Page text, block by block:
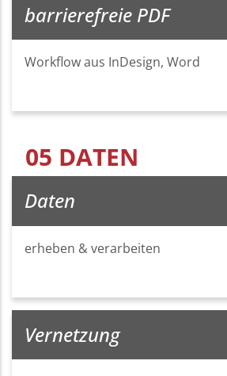
barrierefreie PDF
Workflow aus InDesign, Word
05 DATEN
Daten
erheben & verarbeiten
Vernetzung